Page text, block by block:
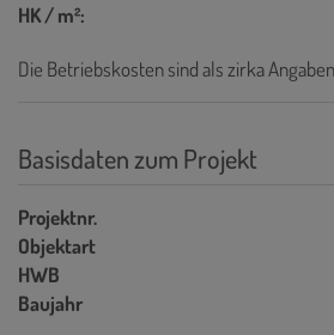
HK / m²:
Die Betriebskosten sind als zirka
Basisdaten zum Projekt
Projektnr.
Objektart
HWB
Baujahr